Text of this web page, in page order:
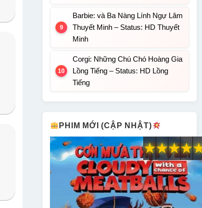
Barbie: và Ba Nàng Lính Ngự Lâm
Thuyết Minh – Status: HD Thuyết
Minh
Corgi: Những Chú Chó Hoàng Gia
Lồng Tiếng – Status: HD Lồng
Tiếng
PHIM MỚI (CẬP NHẬT)
★
★
★
★